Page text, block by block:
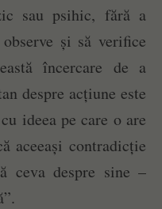
sau psihic, fără a
și să verifice
încercare de a
despre acțiune este
ideea pe care o are
aceeași contradicție
ceva despre sine –